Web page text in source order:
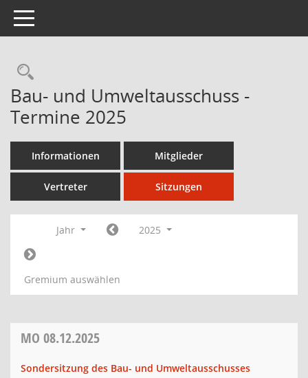
Toggle navigation
Bau- und Umweltausschuss -
Termine 2025
Informationen Mitglieder
Vertreter Sitzungen
Jahr 2025
Gremium auswählen
MO 08.12.2025
Sondersitzung des Bau- und Umweltausschusses